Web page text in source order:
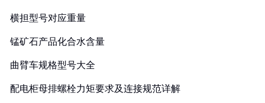
横担型号对应重量
锰矿石产品化合水含量
曲臂车规格型号大全
配电柜母排螺栓力矩要求及连接规范详解